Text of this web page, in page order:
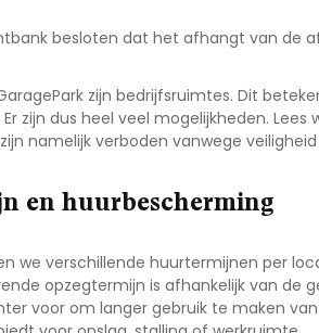
besloten dat het afhangt van de
zijn bedrijfsruimtes. Dit
zijn dus heel veel mogelijkheden.
namelijk verboden vanwege
en huurbescherming
we verschillende huurtermijnen per
opzegtermijn is afhankelijk van de
voor om langer gebruik te maken